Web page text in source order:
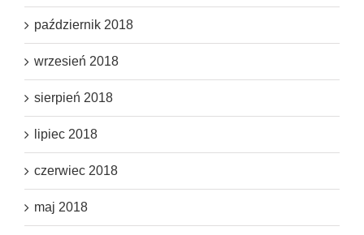
październik 2018
wrzesień 2018
sierpień 2018
lipiec 2018
czerwiec 2018
maj 2018